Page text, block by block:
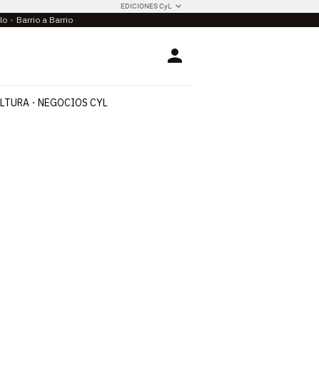
EDICIONES CyL
Barrio a Barrio
Login
NEGOCIOS CYL